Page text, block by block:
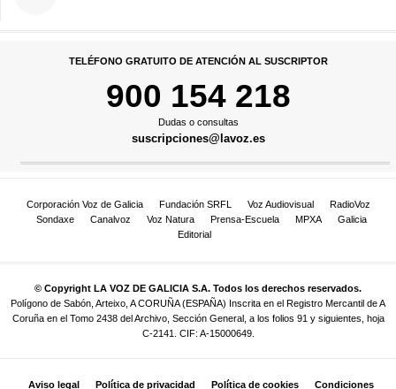
TELÉFONO GRATUITO DE ATENCIÓN AL SUSCRIPTOR
900 154 218
Dudas o consultas
suscripciones@lavoz.es
Corporación Voz de Galicia Fundación SRFL Voz Audiovisual
RadioVoz
Sondaxe
Canalvoz Voz Natura Prensa-Escuela MPXA
Galicia
Editorial
© Copyright LA VOZ DE GALICIA S.A. Todos los derechos reservados.
Polígono de Sabón, Arteixo, A CORUÑA (ESPAÑA) Inscrita en el Registro Mercantil de A
Coruña en el Tomo 2438 del Archivo, Sección General, a los folios 91 y siguientes, hoja
C-2141. CIF: A-15000649.
Aviso legal Política de privacidad Política de cookies Condiciones